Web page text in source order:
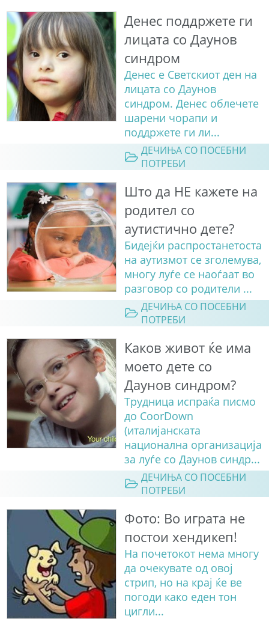
Денес поддржете ги
лицата со Даунов
синдром
Денес е Светскиот ден на
лицата со Даунов
синдром. Денес облечете
шарени чорапи и
поддржете ги ли...
ДЕЧИЊА СО ПОСЕБНИ
ПОТРЕБИ
Што да НЕ кажете на
родител со
аутистично дете?
Бидејќи распрoстанетоста
на аутизмот се зголемува,
многу луѓе се наоѓаат во
разговор со родители ...
ДЕЧИЊА СО ПОСЕБНИ
ПОТРЕБИ
Каков живот ќе има
моето дете со
Даунов синдром?
Трудница испраќа писмо
до CoorDown
(италијанската
национална организација
за луѓе со Даунов синдр...
ДЕЧИЊА СО ПОСЕБНИ
ПОТРЕБИ
Фото: Во играта не
постои хендикеп!
На почетокот нема многу
да очекувате од овој
стрип, но на крај ќе ве
погоди како еден тон
цигли...